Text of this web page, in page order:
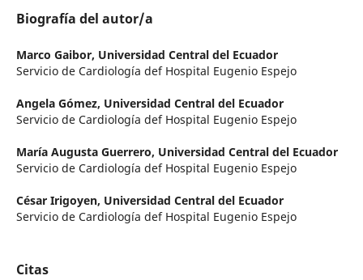
Biografía del autor/a
Marco Gaibor, Universidad Central del Ecuador
Servicio de Cardiología def Hospital Eugenio Espejo
Angela Gómez, Universidad Central del Ecuador
Servicio de Cardiología def Hospital Eugenio Espejo
María Augusta Guerrero, Universidad Central del Ecuador
Servicio de Cardiología def Hospital Eugenio Espejo
César Irigoyen, Universidad Central del Ecuador
Servicio de Cardiología def Hospital Eugenio Espejo
Citas